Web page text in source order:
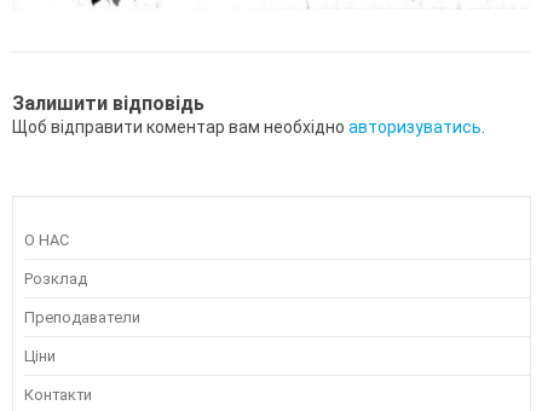
Залишити відповідь
Щоб відправити коментар вам необхідно авторизуватись
О НАС
Розклад
Преподаватели
Ціни
Контакти